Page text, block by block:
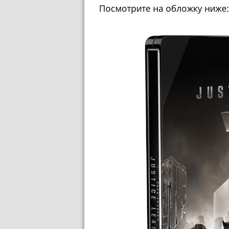
Посмотрите на обложку ниже: